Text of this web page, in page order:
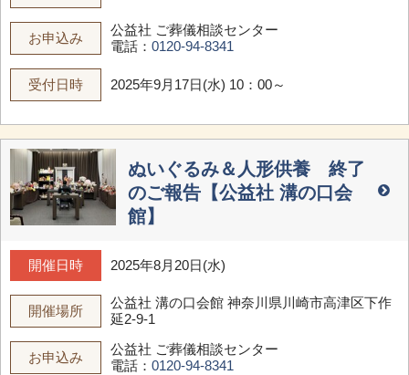
お申込み
公益社 ご葬儀相談センター
電話： 0120-94-8341
受付日時 2025年9月17日(水) 10：00～
ぬいぐるみ＆人形供養 終了
のご報告【公益社 溝の口会
館】
開催日時 2025年8月20日(水)
開催場所
公益社 溝の口会館 神奈川県川崎市高津区下作
延2-9-1
お申込み
公益社 ご葬儀相談センター
電話： 0120-94-8341